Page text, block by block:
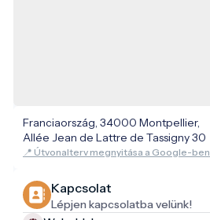
Franciaország, 34000 Montpellier,
Allée Jean de Lattre de Tassigny 30
📍 Útvonalterv megnyitása a Google-ben
Kapcsolat
Lépjen kapcsolatba velünk!